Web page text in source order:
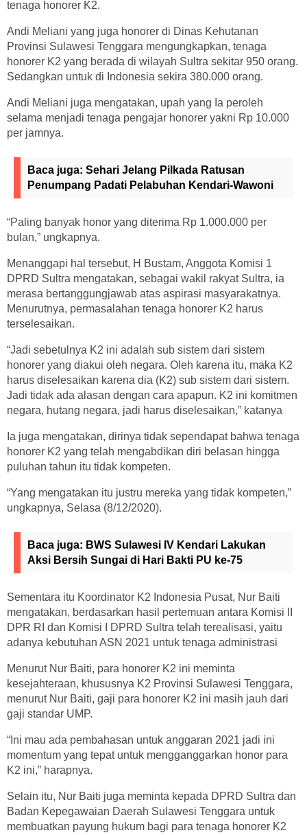
tenaga honorer K2.
Andi Meliani yang juga honorer di Dinas Kehutanan
Provinsi Sulawesi Tenggara mengungkapkan, tenaga
honorer K2 yang berada di wilayah Sultra sekitar 950 orang.
Sedangkan untuk di Indonesia sekira 380.000 orang.
Andi Meliani juga mengatakan, upah yang Ia peroleh
selama menjadi tenaga pengajar honorer yakni Rp 10.000
per jamnya.
Baca juga: Sehari Jelang Pilkada Ratusan
Penumpang Padati Pelabuhan Kendari-Wawoni
“Paling banyak honor yang diterima Rp 1.000.000 per
bulan,” ungkapnya.
Menanggapi hal tersebut, H Bustam, Anggota Komisi 1
DPRD Sultra mengatakan, sebagai wakil rakyat Sultra, ia
merasa bertanggungjawab atas aspirasi masyarakatnya.
Menurutnya, permasalahan tenaga honorer K2 harus
terselesaikan.
“Jadi sebetulnya K2 ini adalah sub sistem dari sistem
honorer yang diakui oleh negara. Oleh karena itu, maka K2
harus diselesaikan karena dia (K2) sub sistem dari sistem.
Jadi tidak ada alasan dengan cara apapun. K2 ini komitmen
negara, hutang negara, jadi harus diselesaikan,” katanya
Ia juga mengatakan, dirinya tidak sependapat bahwa tenaga
honorer K2 yang telah mengabdikan diri belasan hingga
puluhan tahun itu tidak kompeten.
“Yang mengatakan itu justru mereka yang tidak kompeten,”
ungkapnya, Selasa (8/12/2020).
Baca juga: BWS Sulawesi IV Kendari Lakukan
Aksi Bersih Sungai di Hari Bakti PU ke-75
Sementara itu Koordinator K2 Indonesia Pusat, Nur Baiti
mengatakan, berdasarkan hasil pertemuan antara Komisi II
DPR RI dan Komisi I DPRD Sultra telah terealisasi, yaitu
adanya kebutuhan ASN 2021 untuk tenaga administrasi
Menurut Nur Baiti, para honorer K2 ini meminta
kesejahteraan, khususnya K2 Provinsi Sulawesi Tenggara,
menurut Nur Baiti, gaji para honorer K2 ini masih jauh dari
gaji standar UMP.
“Ini mau ada pembahasan untuk anggaran 2021 jadi ini
momentum yang tepat untuk mengganggarkan honor para
K2 ini,” harapnya.
Selain itu, Nur Baiti juga meminta kepada DPRD Sultra dan
Badan Kepegawaian Daerah Sulawesi Tenggara untuk
membuatkan payung hukum bagi para tenaga honorer K2